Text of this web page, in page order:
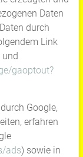
Daten
durch
Link
und
gaoptout?
Google,
erfahren
ads) sowie in